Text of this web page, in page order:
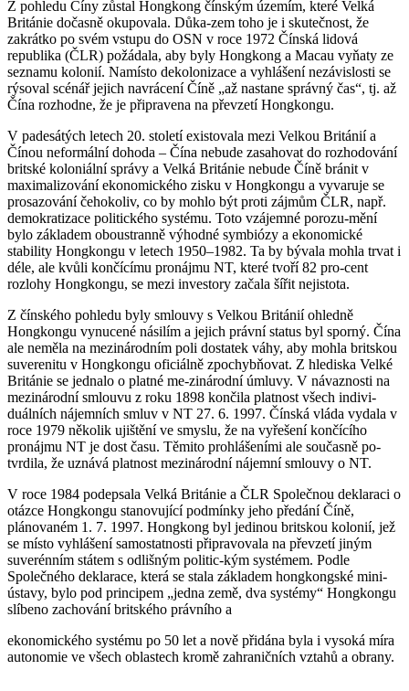
Z pohledu Číny zůstal Hongkong čínským územím, které Velká
Británie dočasně okupovala. Důka-zem toho je i skutečnost, že
zakrátko po svém vstupu do OSN v roce 1972 Čínská lidová
republika (ČLR) požádala, aby byly Hongkong a Macau vyňaty ze
seznamu kolonií. Namísto dekolonizace a vyhlášení nezávislosti se
rýsoval scénář jejich navrácení Číně „až nastane správný čas“, tj. až
Čína rozhodne, že je připravena na převzetí Hongkongu.
V padesátých letech 20. století existovala mezi Velkou Británií a
Čínou neformální dohoda – Čína nebude zasahovat do rozhodování
britské koloniální správy a Velká Británie nebude Číně bránit v
maximalizování ekonomického zisku v Hongkongu a vyvaruje se
prosazování čehokoliv, co by mohlo být proti zájmům ČLR, např.
demokratizace politického systému. Toto vzájemné porozu-mění
bylo základem oboustranně výhodné symbiózy a ekonomické
stability Hongkongu v letech 1950–1982. Ta by bývala mohla trvat i
déle, ale kvůli končícímu pronájmu NT, které tvoří 82 pro-cent
rozlohy Hongkongu, se mezi investory začala šířit nejistota.
Z čínského pohledu byly smlouvy s Velkou Británií ohledně
Hongkongu vynucené násilím a jejich právní status byl sporný. Čína
ale neměla na mezinárodním poli dostatek váhy, aby mohla britskou
suverenitu v Hongkongu oficiálně zpochybňovat. Z hlediska Velké
Británie se jednalo o platné me-zinárodní úmluvy. V návaznosti na
mezinárodní smlouvu z roku 1898 končila platnost všech indivi-
duálních nájemních smluv v NT 27. 6. 1997. Čínská vláda vydala v
roce 1979 několik ujištění ve smyslu, že na vyřešení končícího
pronájmu NT je dost času. Těmito prohlášeními ale současně po-
tvrdila, že uznává platnost mezinárodní nájemní smlouvy o NT.
V roce 1984 podepsala Velká Británie a ČLR Společnou deklaraci o
otázce Hongkongu stanovující podmínky jeho předání Číně,
plánovaném 1. 7. 1997. Hongkong byl jedinou britskou kolonií, jež
se místo vyhlášení samostatnosti připravovala na převzetí jiným
suverénním státem s odlišným politic-kým systémem. Podle
Společného deklarace, která se stala základem hongkongské mini-
ústavy, bylo pod principem „jedna země, dva systémy“ Hongkongu
slíbeno zachování britského právního a
ekonomického systému po 50 let a nově přidána byla i vysoká míra
autonomie ve všech oblastech kromě zahraničních vztahů a obrany.